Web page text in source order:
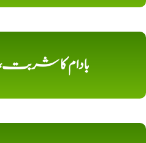
بادام کا